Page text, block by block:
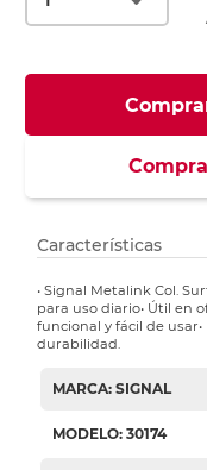
Características
• Signal Metalink Col.
para uso diario• Útil en
funcional y fácil de
durabilidad.
MARCA: SIGNAL
MODELO: 30174